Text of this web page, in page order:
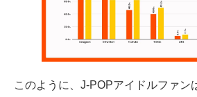
このように、J-POPアイドルファン